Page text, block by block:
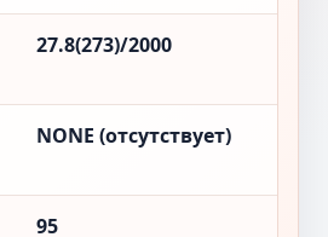
27.8(273)/2000
NONE (отсутствует)
95